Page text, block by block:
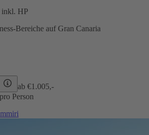
inkl. HP
Bereiche auf Gran Canaria
ab €1.005,-
Person